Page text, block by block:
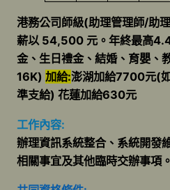
港務公司師級(助理管理師/助
薪以 54,500 元。年終最高
金、生日禮金、結婚、育嬰、
16K) 加給:澎湖加給7700元(
準支給) 花蓮加給630元
工作內容:
辦理資訊系統整合、系統開發
相關事宜及其他臨時交辦事項。